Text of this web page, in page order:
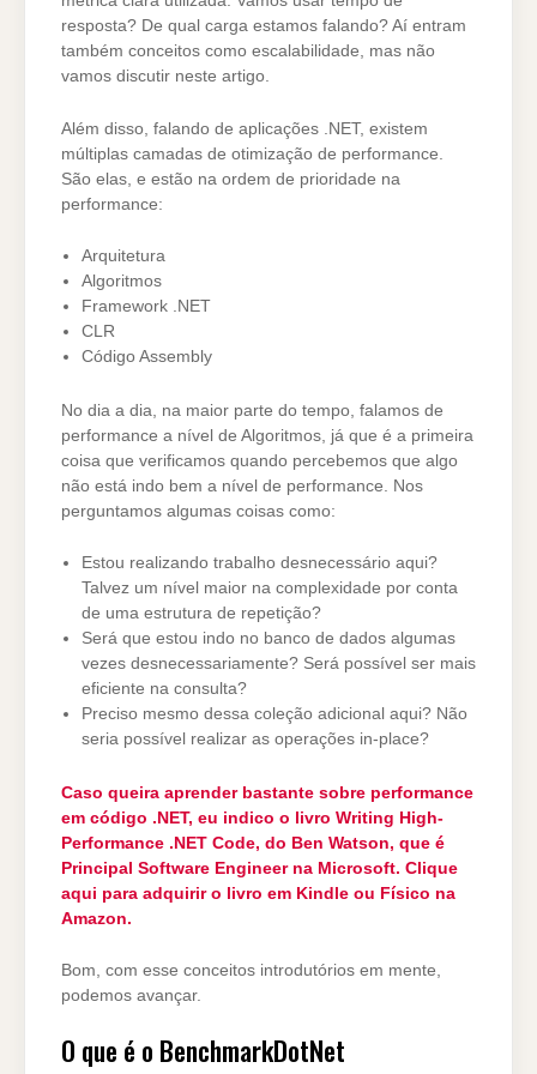
resposta? De qual carga estamos falando? Aí entram
também conceitos como escalabilidade, mas não
vamos discutir neste artigo.
Além disso, falando de aplicações .NET, existem
múltiplas camadas de otimização de performance.
São elas, e estão na ordem de prioridade na
performance:
Arquitetura
Algoritmos
Framework .NET
CLR
Código Assembly
No dia a dia, na maior parte do tempo, falamos de
performance a nível de Algoritmos, já que é a primeira
coisa que verificamos quando percebemos que algo
não está indo bem a nível de performance. Nos
perguntamos algumas coisas como:
Estou realizando trabalho desnecessário aqui?
Talvez um nível maior na complexidade por conta
de uma estrutura de repetição?
Será que estou indo no banco de dados algumas
vezes desnecessariamente? Será possível ser mais
eficiente na consulta?
Preciso mesmo dessa coleção adicional aqui? Não
seria possível realizar as operações in-place?
Caso queira aprender bastante sobre performance
em código .NET, eu indico o livro Writing High-
Performance .NET Code, do Ben Watson, que é
Principal Software Engineer na Microsoft. Clique
aqui para adquirir o livro em Kindle ou Físico na
Amazon.
Bom, com esse conceitos introdutórios em mente,
podemos avançar.
O que é o BenchmarkDotNet